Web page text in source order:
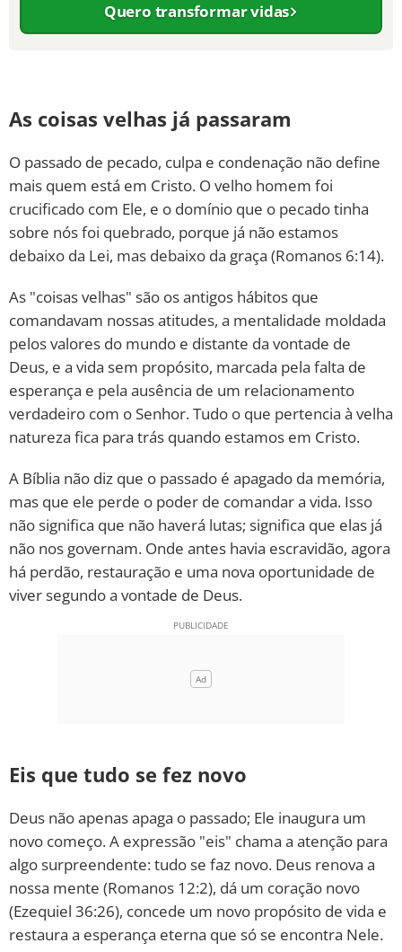
Quero transformar vidas
As coisas velhas já passaram
O passado de pecado, culpa e condenação não define
mais quem está em Cristo. O velho homem foi
crucificado com Ele, e o domínio que o pecado tinha
sobre nós foi quebrado, porque já não estamos
debaixo da Lei, mas debaixo da graça (Romanos 6:14).
As "coisas velhas" são os antigos hábitos que
comandavam nossas atitudes, a mentalidade moldada
pelos valores do mundo e distante da vontade de
Deus, e a vida sem propósito, marcada pela falta de
esperança e pela ausência de um relacionamento
verdadeiro com o Senhor. Tudo o que pertencia à velha
natureza fica para trás quando estamos em Cristo.
A Bíblia não diz que o passado é apagado da memória,
mas que ele perde o poder de comandar a vida. Isso
não significa que não haverá lutas; significa que elas já
não nos governam. Onde antes havia escravidão, agora
há perdão, restauração e uma nova oportunidade de
viver segundo a vontade de Deus.
Eis que tudo se fez novo
Deus não apenas apaga o passado; Ele inaugura um
novo começo. A expressão "eis" chama a atenção para
algo surpreendente: tudo se faz novo. Deus renova a
nossa mente (Romanos 12:2), dá um coração novo
(Ezequiel 36:26), concede um novo propósito de vida e
restaura a esperança eterna que só se encontra Nele.